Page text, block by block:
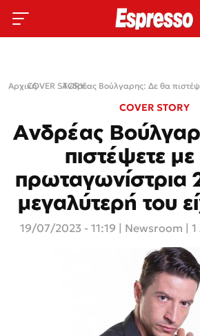
Αρχική›
COVER STORY›
COVER STORY
Ανδρέας
πιστέψετε με
πρωταγωνίστρια
μεγαλύτερή του
19/07/2023 - 11:19 Newsroom |